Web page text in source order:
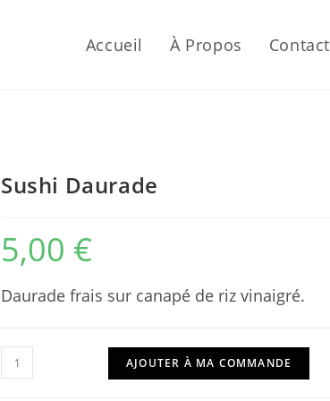
Accueil À Propos Contact
Sushi Daurade
5,00 €
Daurade frais sur canapé de riz vinaigré.
quantité
de
AJOUTER À MA COMMANDE